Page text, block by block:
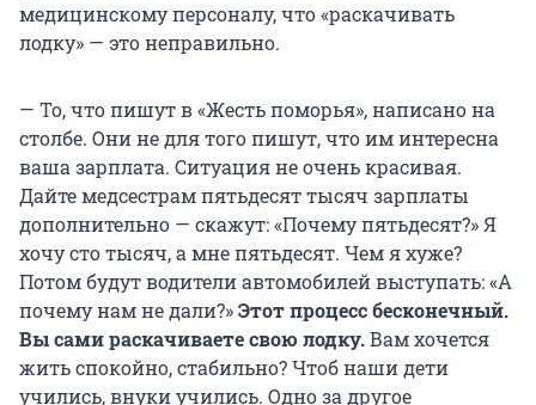
медицинскому персоналу, что «раскачивать
лодку» — это неправильно.
— То, что пишут в «Жесть поморья», написано на
столбе. Они не для того пишут, что им интересна
ваша зарплата. Ситуация не очень красивая.
Дайте медсестрам пятьдесят тысяч зарплаты
дополнительно — скажут: «Почему пятьдесят?» Я
хочу сто тысяч, а мне пятьдесят. Чем я хуже?
Потом будут водители автомобилей выступать: «А
почему нам не дали?»Этот процесс бесконечный.
Вы сами раскачиваете свою лодку.Вам хочется
жить спокойно, стабильно? Чтоб наши дети
учились, внуки учились. Одно за другое